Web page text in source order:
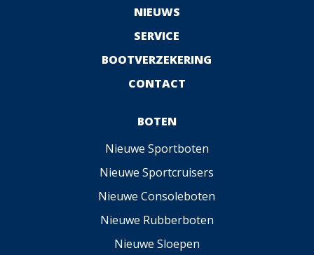
NIEUWS
SERVICE
BOOTVERZEKERING
CONTACT
BOTEN
Nieuwe Sportboten
Nieuwe Sportcruisers
Nieuwe Consoleboten
Nieuwe Rubberboten
Nieuwe Sloepen